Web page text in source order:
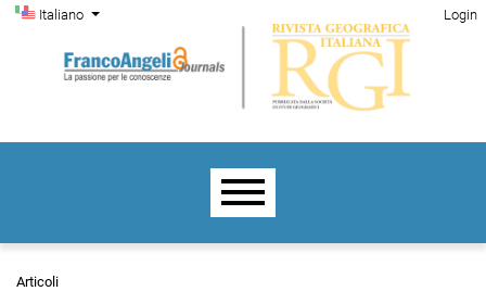
Salta al menu principale di navigazione
Salta al contenuto principale
Salta al piè di pagina del sito
Cambia la lingua. La lingua corrente è:
Italiano
Menu di amministrazione Login
Menu principale
Articoli